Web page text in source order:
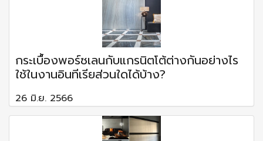
กระเบื้องพอร์ซเลนกับแกรนิตโต้ต่างกันอย่างไร
ใช้ในงานอินทีเรียส่วนใดได้บ้าง?
26 มิ.ย. 2566